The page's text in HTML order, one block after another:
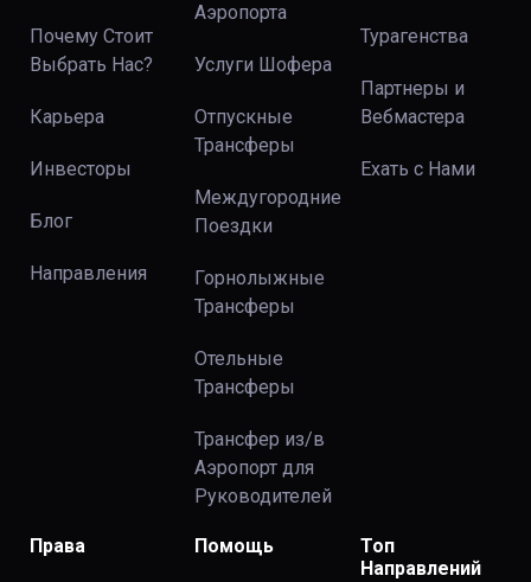
Почему Стоит
Выбрать Нас?
Карьера
Инвесторы
Блог
Направления
Аэропорта
Услуги Шофера
Отпускные
Трансферы
Междугородние
Поездки
Горнолыжные
Трансферы
Отельные
Трансферы
Трансфер из/в
Аэропорт для
Руководителей
Турагенства
Партнеры и
Вебмастера
Ехать с Нами
Права Помощь
Топ
Направлений